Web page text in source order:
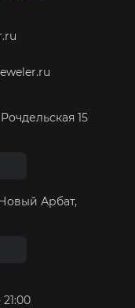
15
Новый Арбат,